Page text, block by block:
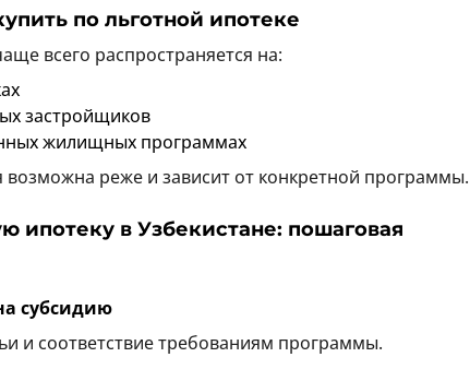
по льготной ипотеке
всего распространяется на:
застройщиков
жилищных программах
возможна реже и зависит от конкретной программы.
ипотеку в Узбекистане: пошаговая
субсидию
и соответствие требованиям программы.